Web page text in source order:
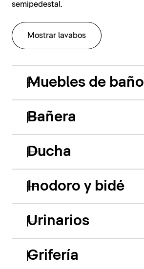
semipedestal.
Mostrar lavabos
Muebles de baño
Bañera
Ducha
Inodoro y bidé
Urinarios
Grifería